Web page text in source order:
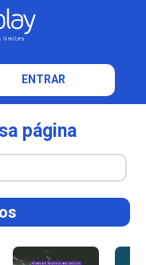
ENTRAR
página